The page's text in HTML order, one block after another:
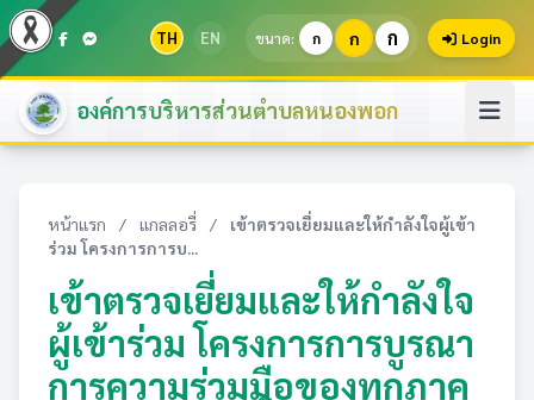
TH EN ขนาด: ก ก ก Login
องค์การบริหารส่วนตำบลหนองพอก
หน้าแรก / แกลลอรี่ /
เข้าตรวจเยี่ยมและให้กำลังใจผู้เข้า
ร่วม โครงการการบ...
เข้าตรวจเยี่ยมและให้กำลังใจ
ผู้เข้าร่วม โครงการการบูรณา
การความร่วมมือของทุกภาค